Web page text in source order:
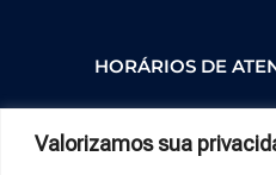
Valorizamos sua
HORÁRIOS DE